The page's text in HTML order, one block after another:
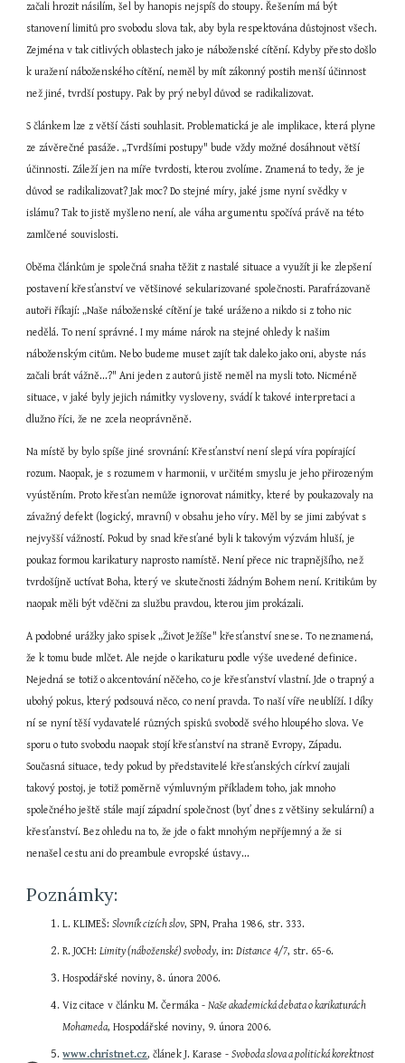
začali hrozit násilím, šel by hanopis nejspíš do stoupy. Řešením má být
stanovení limitů pro svobodu slova tak, aby byla respektována důstojnost všech.
Zejména v tak citlivých oblastech jako je náboženské cítění. Kdyby přesto došlo
k uražení náboženského cítění, neměl by mít zákonný postih menší účinnost
než jiné, tvrdší postupy. Pak by prý nebyl důvod se radikalizovat.
S článkem lze z větší části souhlasit. Problematická je ale implikace, která plyne
ze závěrečné pasáže. „Tvrdšími postupy" bude vždy možné dosáhnout větší
účinnosti. Záleží jen na míře tvrdosti, kterou zvolíme. Znamená to tedy, že je
důvod se radikalizovat? Jak moc? Do stejné míry, jaké jsme nyní svědky v
islámu? Tak to jistě myšleno není, ale váha argumentu spočívá právě na této
zamlčené souvislosti.
Oběma článkům je společná snaha těžit z nastalé situace a využít ji ke zlepšení
postavení křesťanství ve většinové sekularizované společnosti. Parafrázovaně
autoři říkají: „Naše náboženské cítění je také uráženo a nikdo si z toho nic
nedělá. To není správné. I my máme nárok na stejné ohledy k našim
náboženským citům. Nebo budeme muset zajít tak daleko jako oni, abyste nás
začali brát vážně...?" Ani jeden z autorů jistě neměl na mysli toto. Nicméně
situace, v jaké byly jejich námitky vysloveny, svádí k takové interpretaci a
dlužno říci, že ne zcela neoprávněně.
Na místě by bylo spíše jiné srovnání: Křesťanství není slepá víra popírající
rozum. Naopak, je s rozumem v harmonii, v určitém smyslu je jeho přirozeným
vyústěním. Proto křesťan nemůže ignorovat námitky, které by poukazovaly na
závažný defekt (logický, mravní) v obsahu jeho víry. Měl by se jimi zabývat s
nejvyšší vážností. Pokud by snad křesťané byli k takovým výzvám hluší, je
poukaz formou karikatury naprosto namístě. Není přece nic trapnějšího, než
tvrdošíjně uctívat Boha, který ve skutečnosti žádným Bohem není. Kritikům by
naopak měli být vděčni za službu pravdou, kterou jim prokázali.
A podobné urážky jako spisek „Život Ježíše" křesťanství snese. To neznamená,
že k tomu bude mlčet. Ale nejde o karikaturu podle výše uvedené definice.
Nejedná se totiž o akcentování něčeho, co je křesťanství vlastní. Jde o trapný a
ubohý pokus, který podsouvá něco, co není pravda. To naší víře neublíží. I díky
ní se nyní těší vydavatelé různých spisků svobodě svého hloupého slova. Ve
sporu o tuto svobodu naopak stojí křesťanství na straně Evropy, Západu.
Současná situace, tedy pokud by představitelé křesťanských církví zaujali
takový postoj, je totiž poměrně výmluvným příkladem toho, jak mnoho
společného ještě stále mají západní společnost (byť dnes z většiny sekulární) a
křesťanství. Bez ohledu na to, že jde o fakt mnohým nepříjemný a že si
nenašel cestu ani do preambule evropské ústavy...
Poznámky:
L. KLIMEŠ: Slovník cizích slov, SPN, Praha 1986, str. 333.
R. JOCH: Limity (náboženské) svobody, in: Distance 4/7, str. 65-6.
Hospodářské noviny, 8. února 2006.
Viz citace v článku M. Čermáka - Naše akademická debata o karikaturách
Mohameda, Hospodářské noviny, 9. února 2006.
www.christnet.cz, článek J. Karase - Svoboda slova a politická korektnost